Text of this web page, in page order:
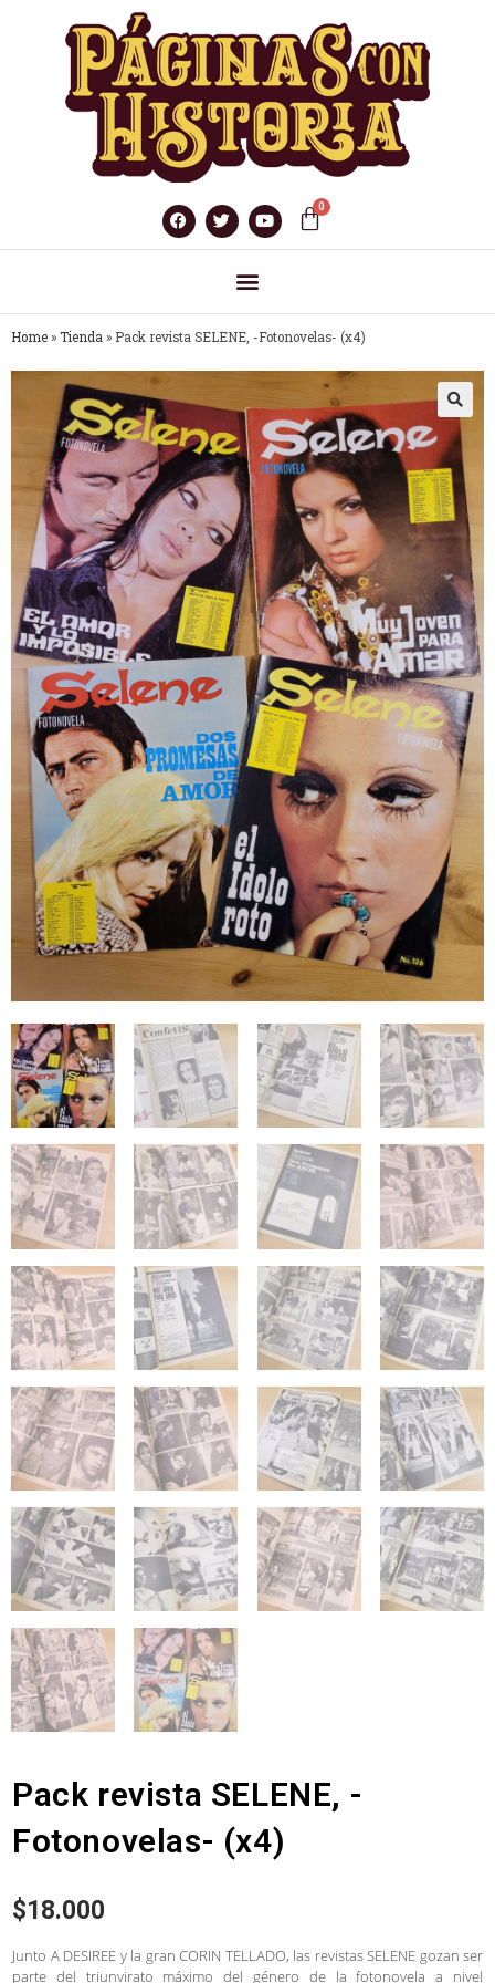
Home » Tienda » Pack revista SELENE, -Fotonovelas- (x4)
🔍
Pack revista SELENE, -
Fotonovelas- (x4)
$18.000
Junto A DESIREE y la gran CORIN TELLADO, las revistas SELENE gozan ser
parte del triunvirato máximo del género de la fotonovela a nivel